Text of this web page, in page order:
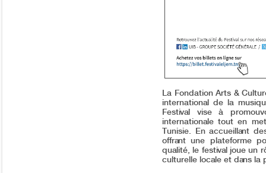
La Fondation Arts &
international de la
Festival vise à
internationale tout en
Tunisie. En accueillant
offrant une plateforme
qualité, le festival joue un
culturelle locale et dans la